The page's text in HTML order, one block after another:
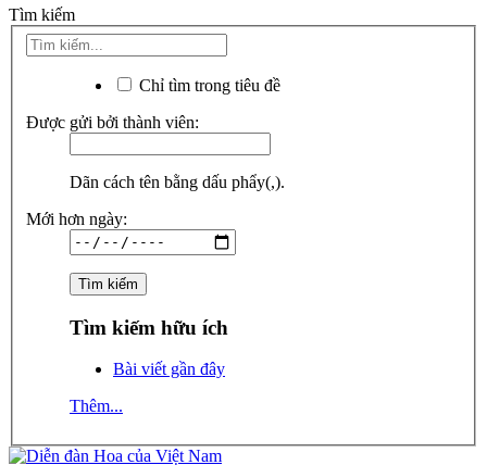
Tìm kiếm
Chỉ tìm trong tiêu đề
Được gửi bởi thành viên:
Dãn cách tên bằng dấu phẩy(,).
Mới hơn ngày:
Tìm kiếm hữu ích
Bài viết gần đây
Thêm...